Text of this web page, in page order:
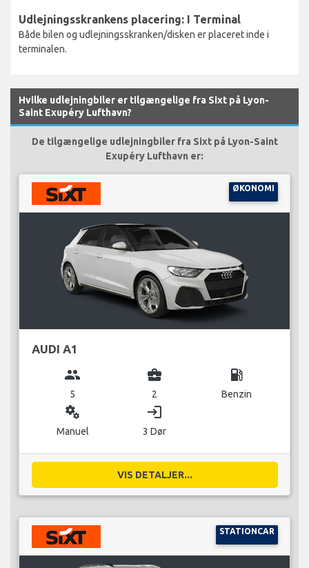
Udlejningsskrankens placering: I Terminal
Både bilen og udlejningsskranken/disken er placeret inde i
terminalen.
Hvilke udlejningbiler er tilgængelige fra Sixt på Lyon-
Saint Exupéry Lufthavn?
De tilgængelige udlejningbiler fra Sixt på Lyon-Saint
Exupéry Lufthavn er:
ØKONOMI
AUDI A1
group
5
business_center
2
local_gas_station
Benzin
miscellaneous_services
Manuel
login
3 Dør
VIS DETALJER...
STATIONCAR